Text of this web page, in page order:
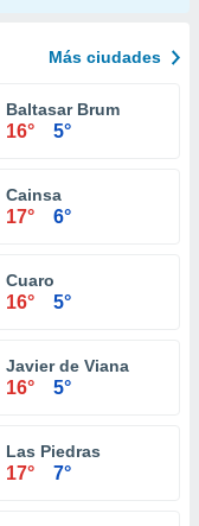
Más ciudades
Baltasar Brum
16° 5°
Cainsa
17° 6°
Cuaro
16° 5°
Javier de Viana
16° 5°
Las Piedras
17° 7°